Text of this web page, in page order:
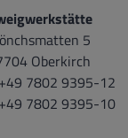
5
Oberkirch
7802 9395-12
7802 9395-10